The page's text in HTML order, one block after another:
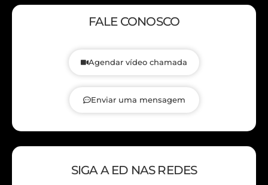
FALE CONOSCO
Agendar vídeo chamada
Enviar uma mensagem
SIGA A ED NAS REDES